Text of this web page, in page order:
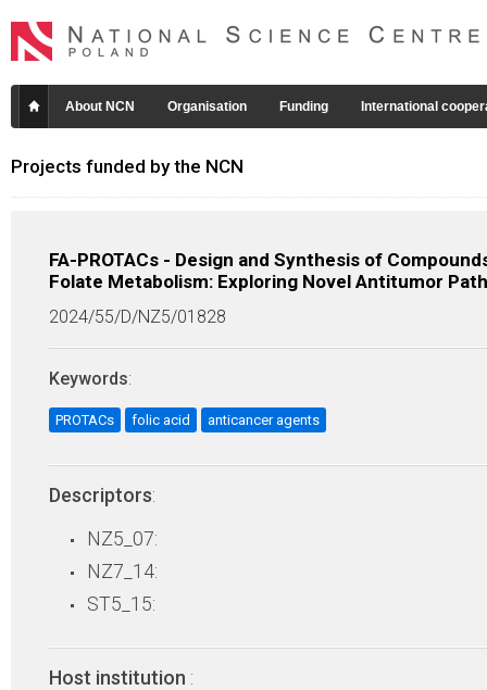
About NCN Organisation Funding International
Projects funded by the NCN
FA-PROTACs - Design and Synthesis of
Folate Metabolism: Exploring Novel Antitumor
2024/55/D/NZ5/01828
Keywords:
PROTACs folic acid anticancer agents
Descriptors:
NZ5_07:
NZ7_14:
ST5_15:
Host institution :